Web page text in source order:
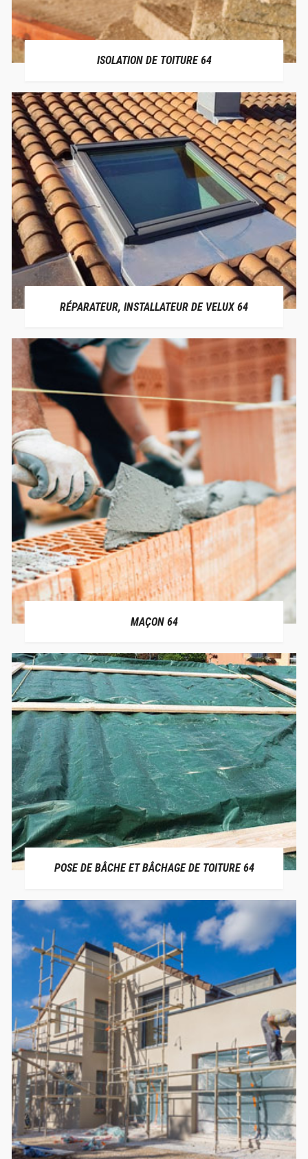
ISOLATION DE TOITURE 64
RÉPARATEUR, INSTALLATEUR DE VELUX 64
MAÇON 64
POSE DE BÂCHE ET BÂCHAGE DE TOITURE 64